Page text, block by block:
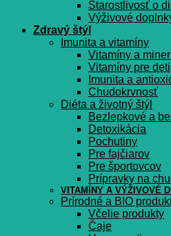
Starostlivosť o
Výživové
Zdravý štýl
Imunita a vitamíny
Vitamíny a
Vitamíny pre deti
Imunita a
Chudokrvnosť
Diéta a životný štýl
Bezlepkové a
Detoxikácia
Pochutiny
Pre fajčiarov
Pre športovcov
Prípravky na
VITAMÍNY A VÝŽIVOVÉ
Prírodné a BIO
Včelie produkty
Čaje